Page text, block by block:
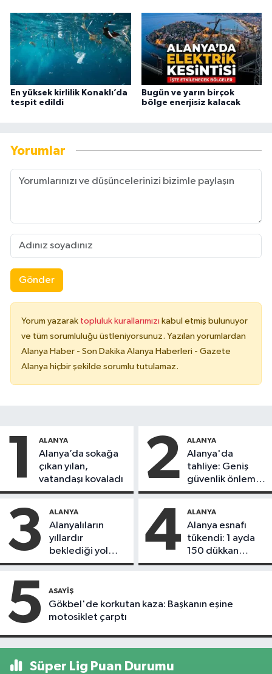
En yüksek kirlilik Konaklı’da
tespit edildi
Bugün ve yarın birçok
bölge enerjisiz kalacak
Yorumlar
Gönder
Yorum yazarak topluluk kurallarımızı kabul etmiş bulunuyor
ve tüm sorumluluğu üstleniyorsunuz. Yazılan yorumlardan
Alanya Haber - Son Dakika Alanya Haberleri - Gazete
Alanya hiçbir şekilde sorumlu tutulamaz.
1 ALANYA
Alanya’da sokağa
çıkan yılan,
vatandaşı kovaladı
2 ALANYA
Alanya'da
tahliye: Geniş
güvenlik önlemi
alındı
3 ALANYA
Alanyalıların
yıllardır
beklediği yol
askıdan döndü
4 ALANYA
Alanya esnafı
tükendi: 1 ayda
150 dükkan
kapandı
5 ASAYIŞ
Gökbel'de korkutan kaza: Başkanın eşine
motosiklet çarptı
Süper Lig Puan Durumu